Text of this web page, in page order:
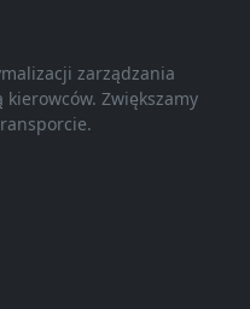
zarządzania
Zwiększamy